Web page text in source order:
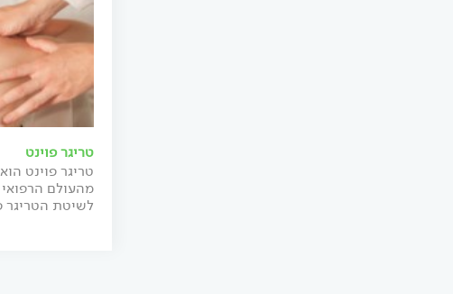
טריגר פוינט
טריגר פוינט
מהעולם
לשיטת הטריגר